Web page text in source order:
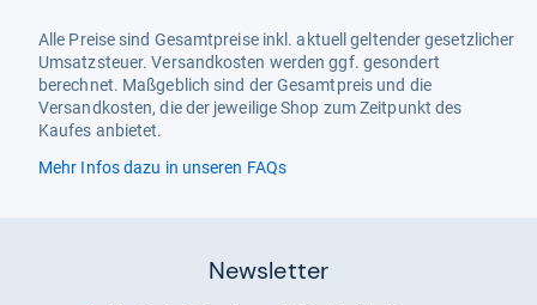
Alle Preise sind Gesamtpreise inkl. aktuell geltender gesetzlicher
Umsatzsteuer. Versandkosten werden ggf. gesondert
berechnet. Maßgeblich sind der Gesamtpreis und die
Versandkosten, die der jeweilige Shop zum Zeitpunkt des
Kaufes anbietet.
Mehr Infos dazu in unseren FAQs
Newsletter